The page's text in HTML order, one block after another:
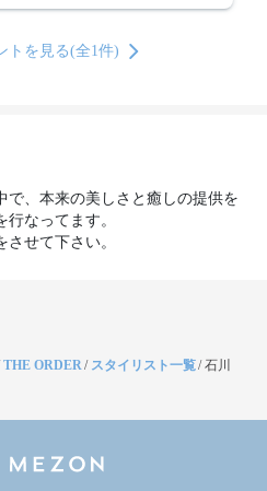
トを見る(全1件)
で、本来の美しさと癒しの提供を
なってます。
THE ORDER/ スタイリスト一覧/石川